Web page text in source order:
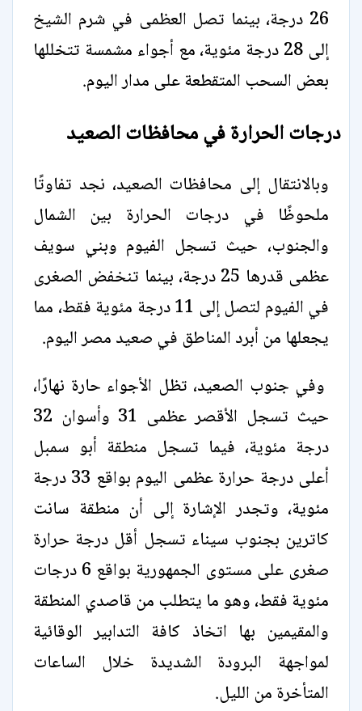
26 درجة، بينما تصل العظمى في شرم الشيخ
إلى 28 درجة مئوية، مع أجواء مشمسة تتخللها
بعض السحب المتقطعة على مدار اليوم.
درجات الحرارة في محافظات الصعيد
وبالانتقال إلى محافظات الصعيد، نجد تفاوتًا
ملحوظًا في درجات الحرارة بين الشمال
والجنوب، حيث تسجل الفيوم وبني سويف
عظمى قدرها 25 درجة، بينما تنخفض الصغرى
في الفيوم لتصل إلى 11 درجة مئوية فقط، مما
يجعلها من أبرد المناطق في صعيد مصر اليوم.
وفي جنوب الصعيد، تظل الأجواء حارة نهارًا،
حيث تسجل الأقصر عظمى 31 وأسوان 32
درجة مئوية، فيما تسجل منطقة أبو سمبل
أعلى درجة حرارة عظمى اليوم بواقع 33 درجة
مئوية، وتجدر الإشارة إلى أن منطقة سانت
كاترين بجنوب سيناء تسجل أقل درجة حرارة
صغرى على مستوى الجمهورية بواقع 6 درجات
مئوية فقط، وهو ما يتطلب من قاصدي المنطقة
والمقيمين بها اتخاذ كافة التدابير الوقائية
لمواجهة البرودة الشديدة خلال الساعات
المتأخرة من الليل.